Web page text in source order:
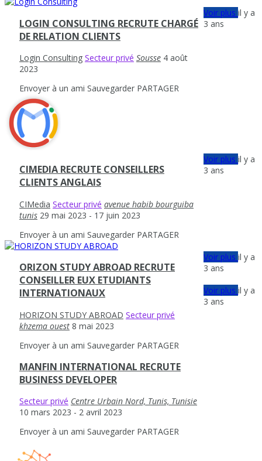
LOGIN CONSULTING RECRUTE CHARGÉ
DE RELATION CLIENTS
Login Consulting Secteur privé Sousse 4 août
2023
Envoyer à un ami Sauvegarder PARTAGER
Voir plusil y a
3 ans
CIMEDIA RECRUTE CONSEILLERS
CLIENTS ANGLAIS
CIMedia Secteur privé avenue habib bourguiba
tunis 29 mai 2023 - 17 juin 2023
Envoyer à un ami Sauvegarder PARTAGER
Voir plusil y a
3 ans
ORIZON STUDY ABROAD RECRUTE
CONSEILLER EUX ETUDIANTS
INTERNATIONAUX
HORIZON STUDY ABROAD Secteur privé
khzema ouest 8 mai 2023
Envoyer à un ami Sauvegarder PARTAGER
Voir plusil y a
3 ans
MANFIN INTERNATIONAL RECRUTE
BUSINESS DEVELOPER
Secteur privé Centre Urbain Nord, Tunis, Tunisie
10 mars 2023 - 2 avril 2023
Envoyer à un ami Sauvegarder PARTAGER
Voir plusil y a
3 ans